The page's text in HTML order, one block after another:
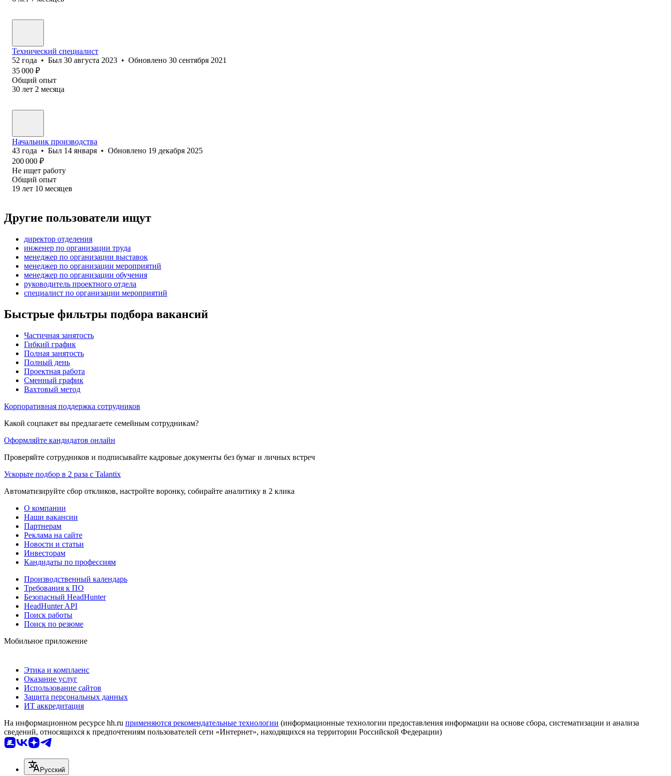
Технический специалист
52 года • Был 30 августа 2023 • Обновлено 30 сентября 2021
35 000 ₽
Общий опыт
30 лет 2 месяца
Начальник производства
43 года • Был 14 января • Обновлено 19 декабря 2025
200 000 ₽
Не ищет работу
Общий опыт
19 лет 10 месяцев
Другие пользователи ищут
директор отделения
инженер по организации труда
менеджер по организации выставок
менеджер по организации мероприятий
менеджер по организации обучения
руководитель проектного отдела
специалист по организации мероприятий
Быстрые фильтры подбора вакансий
Частичная занятость
Гибкий график
Полная занятость
Полный день
Проектная работа
Сменный график
Вахтовый метод
Корпоративная поддержка сотрудников
Какой соцпакет вы предлагаете семейным сотрудникам?
Оформляйте кандидатов онлайн
Проверяйте сотрудников и подписывайте кадровые документы без бумаг и личных встреч
Ускорьте подбор в 2 раза с Talantix
Автоматизируйте сбор откликов, настройте воронку, собирайте аналитику в 2 клика
О компании
Наши вакансии
Партнерам
Реклама на сайте
Новости и статьи
Инвесторам
Кандидаты по профессиям
Производственный календарь
Требования к ПО
Безопасный HeadHunter
HeadHunter API
Поиск работы
Поиск по резюме
Мобильное приложение
Этика и комплаенс
Оказание услуг
Использование сайтов
Защита персональных данных
ИТ аккредитация
На информационном ресурсе hh.ru применяются рекомендательные технологии (информационные технологии предоставления информации на основе сбора, систематизации и анализа
сведений, относящихся к предпочтениям пользователей сети «Интернет», находящихся на территории Российской Федерации)
Русский